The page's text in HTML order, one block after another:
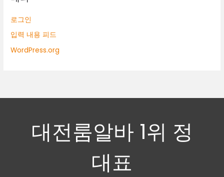
로그인
입력 내용 피드
WordPress.org
대전룸알바 1위 정
대표